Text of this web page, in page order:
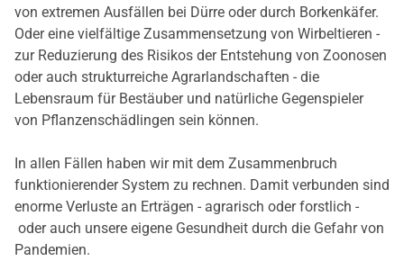
von extremen Ausfällen bei Dürre oder durch Borkenkäfer.
Oder eine vielfältige Zusammensetzung von Wirbeltieren -
zur Reduzierung des Risikos der Entstehung von Zoonosen
oder auch strukturreiche Agrarlandschaften - die
Lebensraum für Bestäuber und natürliche Gegenspieler
von Pflanzenschädlingen sein können.
In allen Fällen haben wir mit dem Zusammenbruch
funktionierender System zu rechnen. Damit verbunden sind
enorme Verluste an Erträgen - agrarisch oder forstlich -
oder auch unsere eigene Gesundheit durch die Gefahr von
Pandemien.